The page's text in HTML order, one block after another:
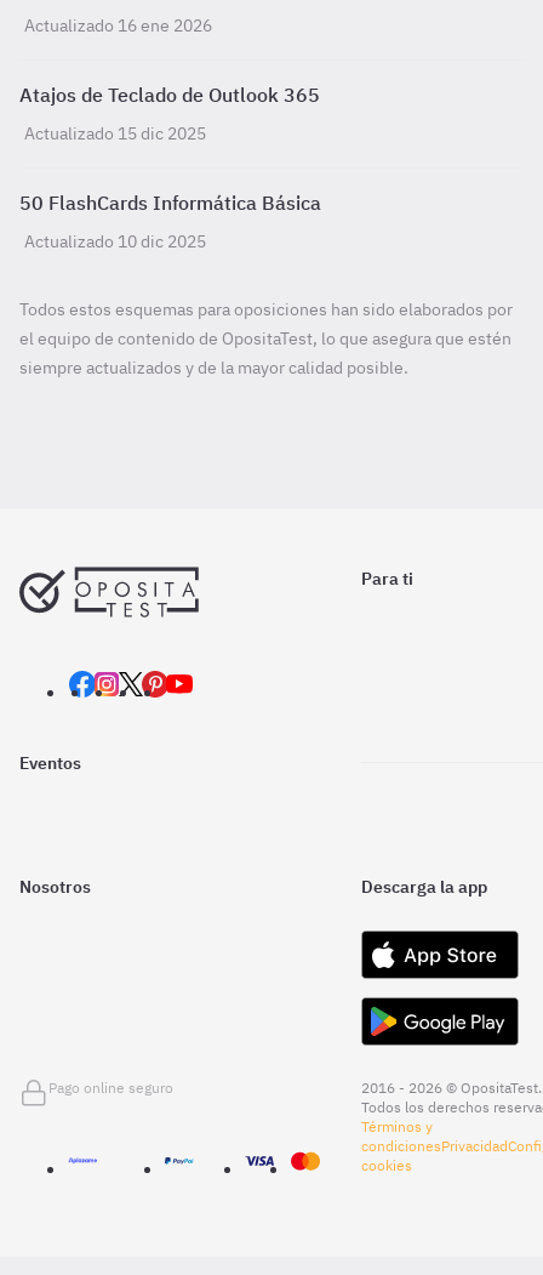
Actualizado 16 ene 2026
Atajos de Teclado de Outlook 365
Actualizado 15 dic 2025
50 FlashCards Informática Básica
Actualizado 10 dic 2025
Todos estos esquemas para oposiciones han sido elaborados por
el equipo de contenido de OpositaTest, lo que asegura que estén
siempre actualizados y de la mayor calidad posible.
Para ti
Eventos
Nosotros Descarga la app
Pago online seguro
2016 - 2026 © OpositaTest.
Todos los derechos
Términos y
condicionesPrivacidad
cookies